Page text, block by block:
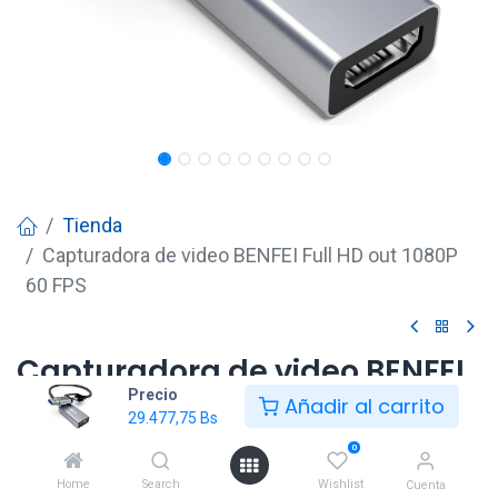
Precio
29.477,75 Bs Añadir al carrito
Home Search
0
Wishlist Cuenta
Tienda
Capturadora de video BENFEI Full HD out 1080P
60 FPS
Capturadora de video BENFEI
Full HD out 1080P 60 FPS
29.477,75 Bs